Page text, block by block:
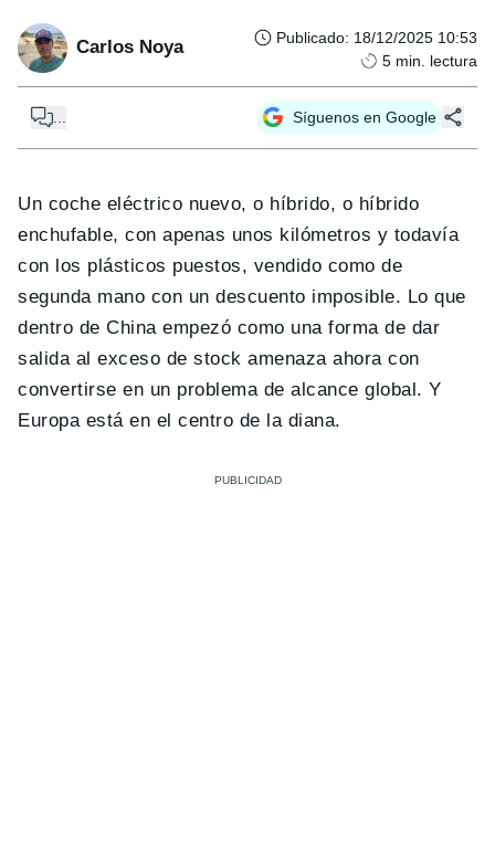
Carlos Noya Publicado: 18/12/2025 10:53
5 min. lectura
Síguenos en Google
Un coche eléctrico nuevo, o híbrido, o híbrido
enchufable, con apenas unos kilómetros y todavía
con los plásticos puestos, vendido como de
segunda mano con un descuento imposible. Lo que
dentro de China empezó como una forma de dar
salida al exceso de stock amenaza ahora con
convertirse en un problema de alcance global. Y
Europa está en el centro de la diana.